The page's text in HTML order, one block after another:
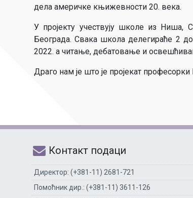
дела америчке књижевности 20. века.
У пројекту учествују школе из Ниша,
Београда. Свака школа делегираће 2
2022. а читање, дебатовање и
Драго нам је што је пројекат
Контакт подаци
Директор: (+381-11) 2681-721
Помоћник дир.: (+381-11) 3611-126